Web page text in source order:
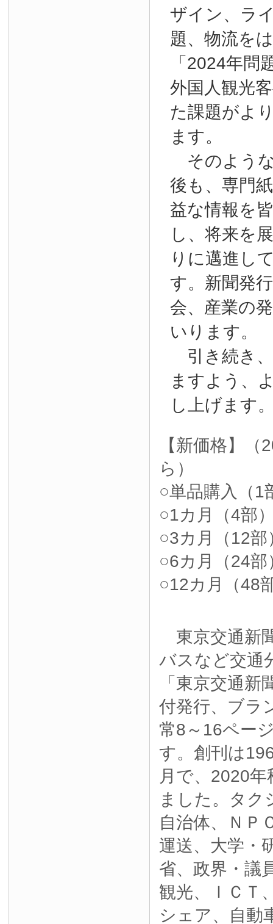
ザイン、ラ
題、物流を
「2024年問
外国人観光
た課題がよ
ます。
そのよう
後も、専門
益な情報を
し、将来を
りに邁進し
す。新聞発
会、産業の
いります。
引き続き
ますよう、
し上げます
【新価格】
ら）
○単品購入（1
○1カ月（4部
○3カ月（12
○6カ月（24
○12カ月（48
東京交通新
バスなど交通
「東京交通新
付発行、ブラ
常8～16ペー
す。創刊は
月で、2020
ました。タク
自治体、ＮＰ
運送、大学・
省、政界・議
観光、ＩＣＴ
シェア、自動